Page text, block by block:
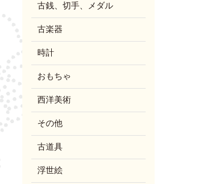
古銭、切手、メダル
古楽器
時計
おもちゃ
西洋美術
その他
古道具
浮世絵